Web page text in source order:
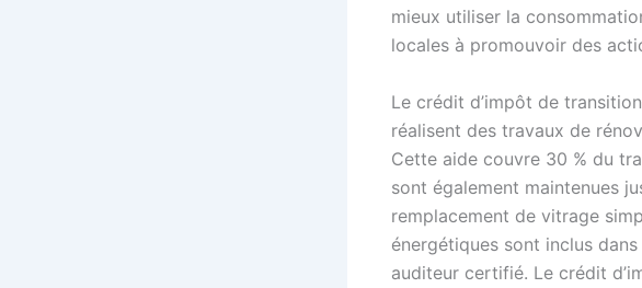
mieux utiliser la
locales à promouvoir des
Le crédit d’impôt de
réalisent des travaux de
Cette aide couvre 30 % du
sont également maintenues
remplacement de vitrage
énergétiques sont inclus
auditeur certifié. Le crédit